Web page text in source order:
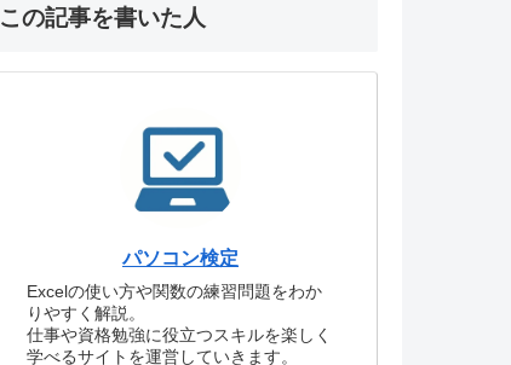
この記事を書いた人
パソコン検定
Excelの使い方や関数の練習問題をわか
りやすく解説。
仕事や資格勉強に役立つスキルを楽しく
学べるサイトを運営していきます。